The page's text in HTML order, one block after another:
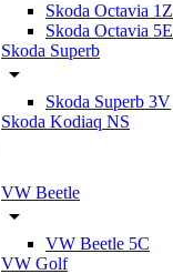
Skoda Octavia 1Z
Skoda Octavia 5E
Skoda Superb
Skoda Superb 3V
Skoda Kodiaq NS
VW Beetle
VW Beetle 5C
VW Golf